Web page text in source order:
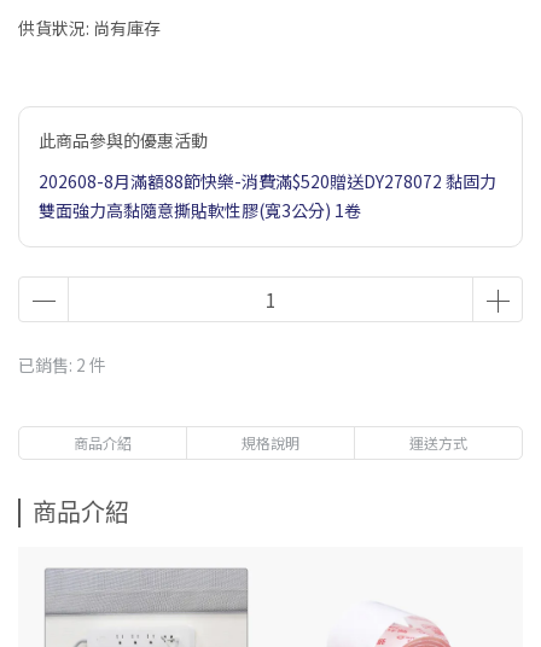
供貨狀況: 尚有庫存
此商品參與的優惠活動
202608-8月滿額88節快樂-消費滿$520贈送DY278072 黏固力
雙面強力高黏隨意撕貼軟性膠(寬3公分) 1卷
已銷售: 2 件
商品介紹 規格說明 運送方式
商品介紹